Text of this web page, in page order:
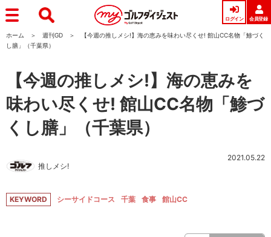
ログイン 会員登録
ホーム 週刊GD
【今週の推しメシ!】海の恵みを味わい尽くせ! 館山CC名物「鯵づく
し膳」（千葉県）
【今週の推しメシ!】海の恵みを
味わい尽くせ! 館山CC名物「鯵づ
くし膳」（千葉県）
推しメシ!
2021.05.22
KEYWORD シーサイドコース 千葉 食事 館山CC